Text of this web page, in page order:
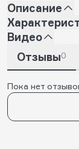
Описание
Видео
Отзывы0
Пока нет